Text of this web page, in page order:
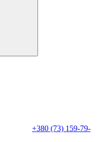
+380 (73) 159-79-